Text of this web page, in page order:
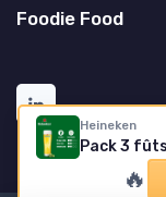
Heineken
🔥
Foodie Food